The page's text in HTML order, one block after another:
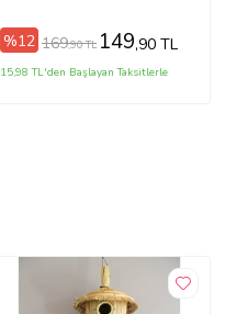
%12 169,90 TL 149,90 TL
15,98 TL'den Başlayan Taksitlerle